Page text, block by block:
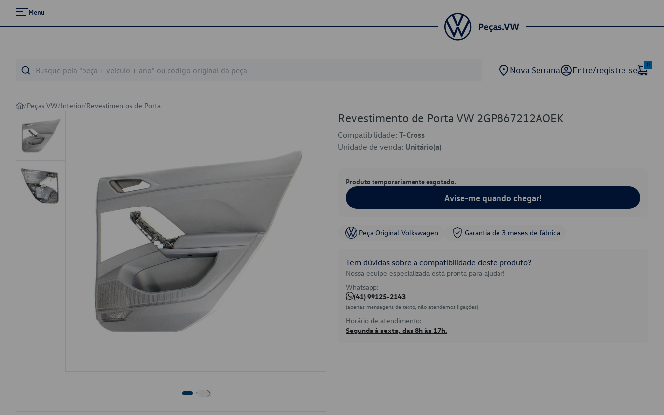
Menu
Nova Serrana Entre/registre-se
0
/Peças VW/Interior/Revestimentos de Porta
Revestimento de Porta VW 2GP867212AOEK
Compatibilidade: T-Cross
Unidade de venda: Unitário(a)
Produto temporariamente esgotado.
Avise-me quando chegar!
Peça Original Volkswagen Garantia de 3 meses de fábrica
Tem dúvidas sobre a compatibilidade deste produto?
Nossa equipe especializada está pronta para ajudar!
Whatsapp:
(41) 99125-2143
(apenas mensagens de texto, não atendemos ligações)
Horário de atendimento:
Segunda à sexta, das 8h às 17h.